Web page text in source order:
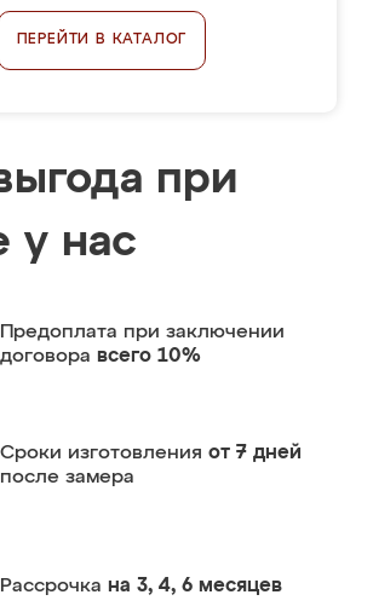
ПЕРЕЙТИ В КАТАЛОГ
при
у нас
Предоплата при заключении
договора всего 10%
Сроки изготовления от 7 дней
после замера
Рассрочка на 3, 4, 6 месяцев